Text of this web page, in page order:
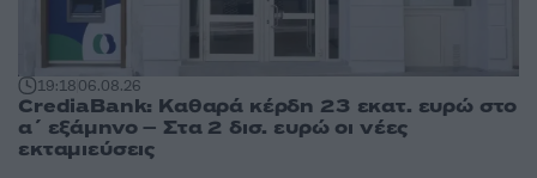
19:1806.08.26
CrediaBank: Καθαρά κέρδη 23 εκατ. ευρώ στο
α΄ εξάμηνο – Στα 2 δισ. ευρώ οι νέες
εκταμιεύσεις